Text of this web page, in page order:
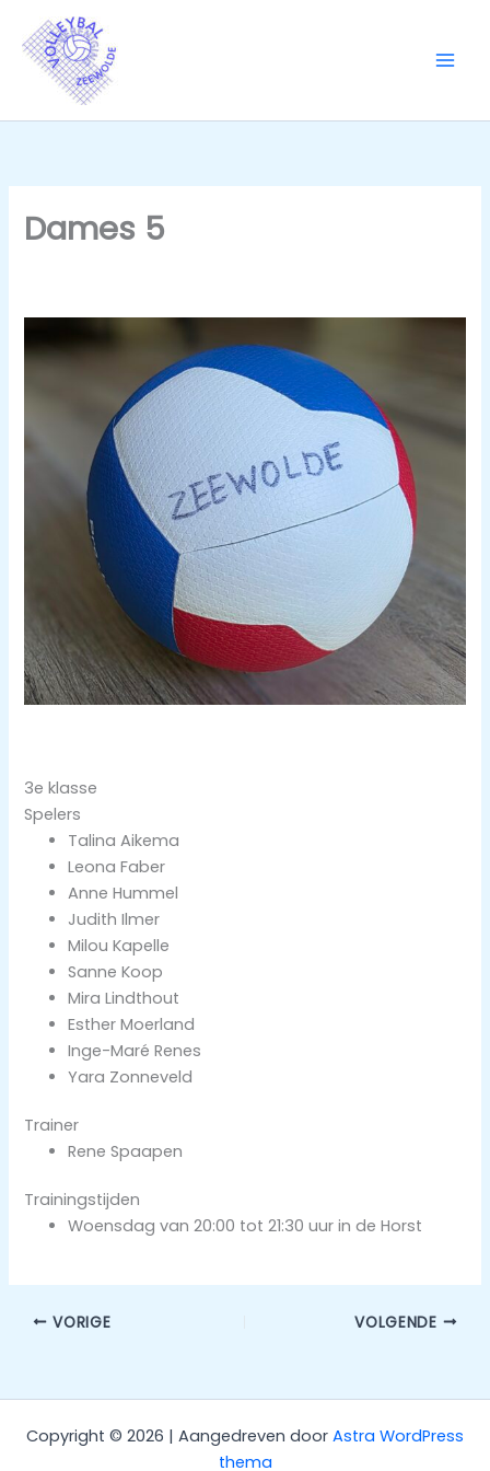
naar
Dames 5
3e klasse
Spelers
Talina Aikema
Leona Faber
Anne Hummel
Judith Ilmer
Milou Kapelle
Sanne Koop
Mira Lindthout
Esther Moerland
Inge-Maré Renes
Yara Zonneveld
Trainer
Rene Spaapen
Trainingstijden
Woensdag van 20:00 tot 21:30 uur in de Horst
VORIGE VOLGENDE
Copyright © 2026 | Aangedreven door Astra WordPress
thema